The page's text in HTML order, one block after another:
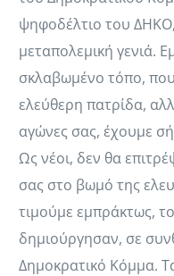
ψηφοδέλτιο του
μεταπολεμική γενιά.
σκλαβωμένο τόπο,
ελεύθερη πατρίδα,
αγώνες σας, έχουμε
Ως νέοι, δεν θα
σας στο βωμό της
τιμούμε εμπράκτως,
δημιούργησαν, σε
Δημοκρατικό Κόμμα.